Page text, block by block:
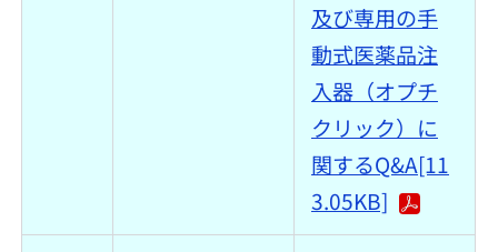
及び専用の手
動式医薬品注
入器（オプチ
クリック）に
関するQ&A[11
3.05KB]